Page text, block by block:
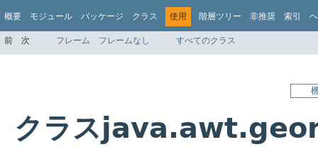
概要 モジュール パッケージ クラス 使用 階層ツリー 非推奨 索引
前 次 フレーム フレームなし すべてのクラス
クラス